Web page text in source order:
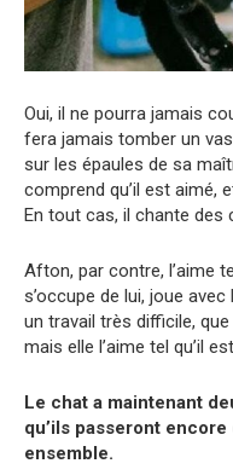
Oui, il ne pourra jamais
fera jamais tomber un
sur les épaules de sa
comprend qu’il est aimé,
En tout cas, il chante
Afton, par contre, l’aime
s’occupe de lui, joue
un travail très difficile,
mais elle l’aime tel qu’il
Le chat a maintenant
qu’ils passeront
ensemble.